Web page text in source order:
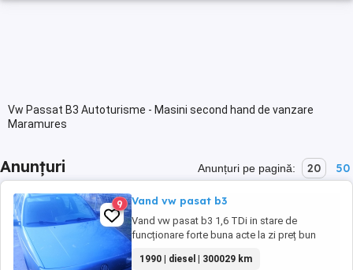
Vw Passat B3 Autoturisme - Masini second hand de vanzare
Maramures
Anunțuri Anunțuri pe pagină: 20 50
9 Vand vw pasat b3
Vand vw pasat b3 1,6 TDi in stare de
funcționare forte buna acte la zi preț bun
și pasionat
1990 | diesel | 300029 km